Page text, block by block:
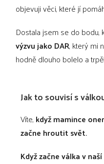
objevuji věci, které jí
Dostala jsem se do
výzvu jako DAR, který mi
hodně dlouho bolelo a
Jak to souvisí s
Víte, když mamince
začne hroutit svět.
Když začne válka v